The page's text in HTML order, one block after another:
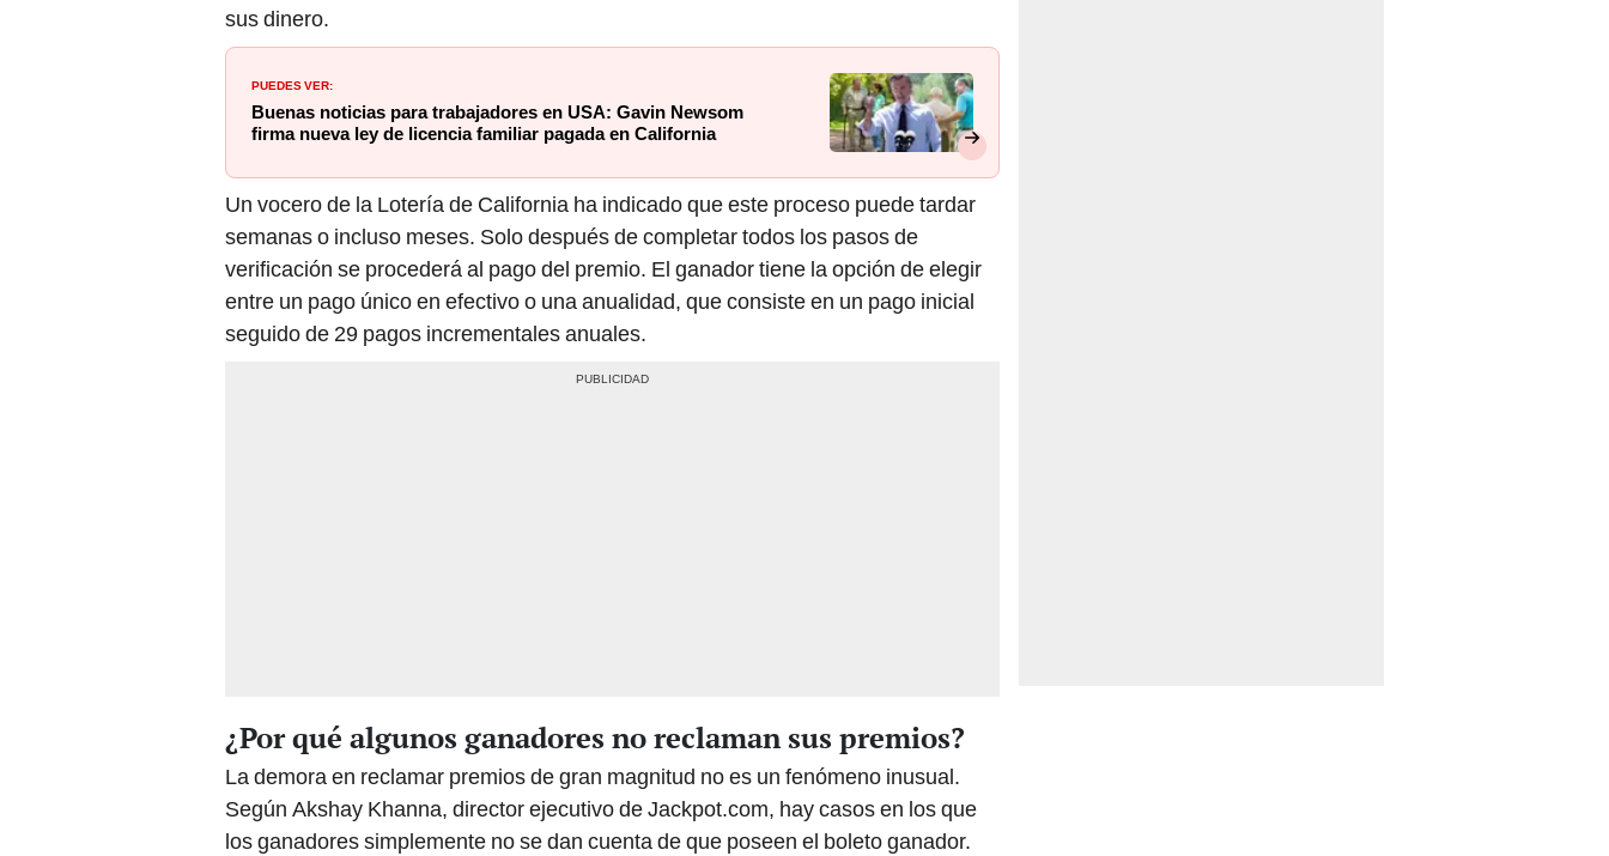
sus dinero.
PUEDES VER:
Buenas noticias para trabajadores en USA: Gavin Newsom
firma nueva ley de licencia familiar pagada en California
Un vocero de la Lotería de California ha indicado que este proceso puede tardar
semanas o incluso meses. Solo después de completar todos los pasos de
verificación se procederá al pago del premio. El ganador tiene la opción de elegir
entre un pago único en efectivo o una anualidad, que consiste en un pago inicial
seguido de 29 pagos incrementales anuales.
¿Por qué algunos ganadores no reclaman sus premios?
La demora en reclamar premios de gran magnitud no es un fenómeno inusual.
Según Akshay Khanna, director ejecutivo de Jackpot.com, hay casos en los que
los ganadores simplemente no se dan cuenta de que poseen el boleto ganador.